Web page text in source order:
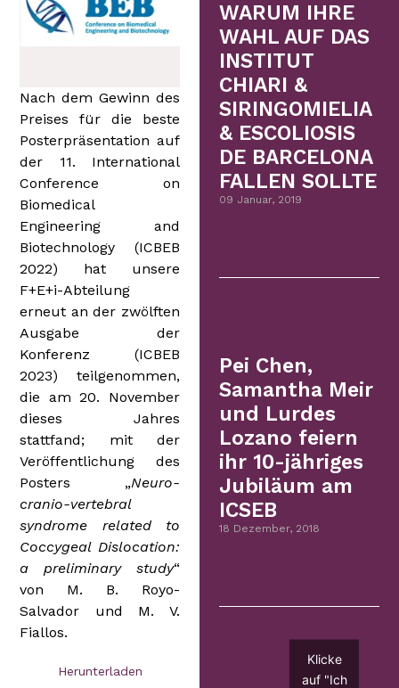
Nach dem Gewinn des
Preises für die beste
Posterpräsentation auf
der 11. International
Conference on
Biomedical
Engineering and
Biotechnology (ICBEB
2022) hat unsere
F+E+i-Abteilung
erneut an der zwölften
Ausgabe der
Konferenz (ICBEB
2023) teilgenommen,
die am 20. November
dieses Jahres
stattfand; mit der
Veröffentlichung des
Posters „Neuro-
cranio-vertebral
syndrome related to
Coccygeal Dislocation:
a preliminary study“
von M. B. Royo-
Salvador und M. V.
Fiallos.
Herunterladen
WARUM IHRE
WAHL AUF DAS
INSTITUT
CHIARI &
SIRINGOMIELIA
& ESCOLIOSIS
DE BARCELONA
FALLEN SOLLTE
09 Januar, 2019
Pei Chen,
Samantha Meir
und Lurdes
Lozano feiern
ihr 10-jähriges
Jubiläum am
ICSEB
18 Dezember, 2018
Klicke
auf "Ich